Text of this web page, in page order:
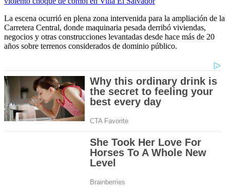
La escena ocurrió en plena zona intervenida para la ampliación de la
Carretera Central, donde maquinaria pesada derribó viviendas,
negocios y otras construcciones levantadas desde hace más de 20
años sobre terrenos considerados de dominio público.